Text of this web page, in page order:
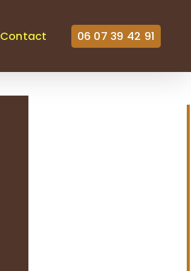
Contact 06 07 39 42 91